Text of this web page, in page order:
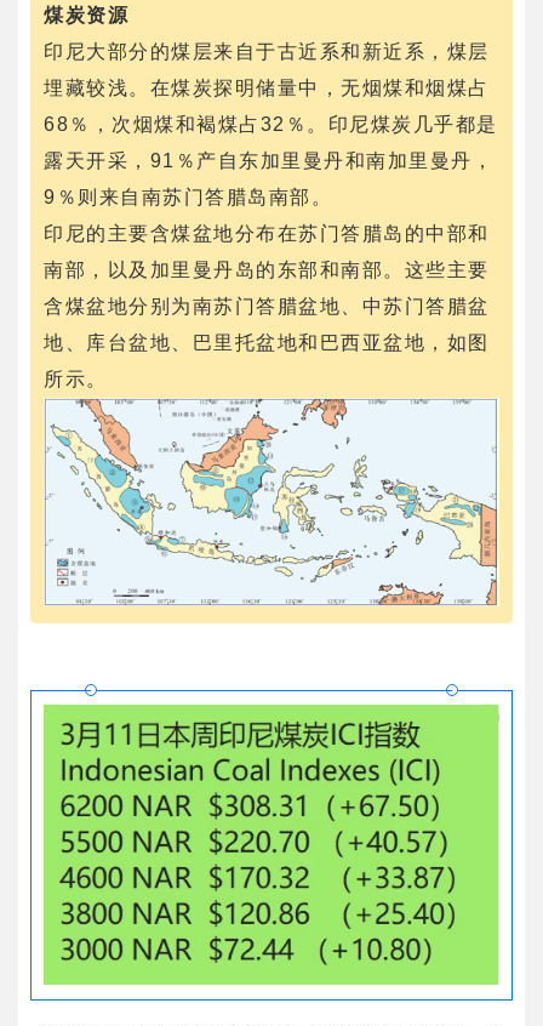
煤炭资源
印尼大部分的煤层来自于古近系和新近系，煤层
埋藏较浅。在煤炭探明储量中，无烟煤和烟煤占
68％，次烟煤和褐煤占32％。印尼煤炭几乎都是
露天开采，91％产自东加里曼丹和南加里曼丹，
9％则来自南苏门答腊岛南部。
印尼的主要含煤盆地分布在苏门答腊岛的中部和
南部，以及加里曼丹岛的东部和南部。这些主要
含煤盆地分别为南苏门答腊盆地、中苏门答腊盆
地、库台盆地、巴里托盆地和巴西亚盆地，如图
所示。